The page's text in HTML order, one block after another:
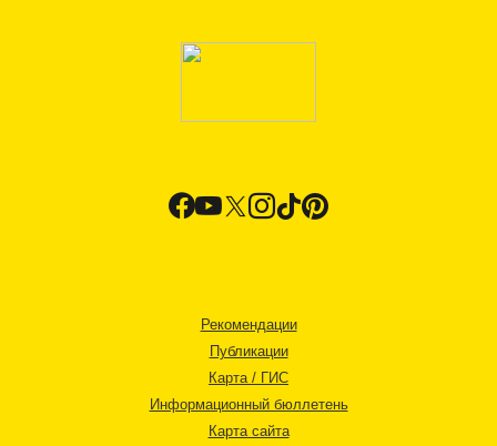
Рекомендации
Публикации
Карта / ГИС
Информационный бюллетень
Карта сайта